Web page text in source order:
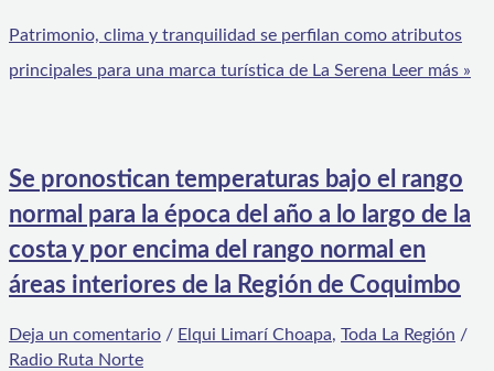
Patrimonio, clima y tranquilidad se perfilan como atributos
principales para una marca turística de La Serena Leer más »
Se pronostican temperaturas bajo el rango
normal para la época del año a lo largo de la
costa y por encima del rango normal en
áreas interiores de la Región de Coquimbo
Deja un comentario / Elqui Limarí Choapa, Toda La Región /
Radio Ruta Norte